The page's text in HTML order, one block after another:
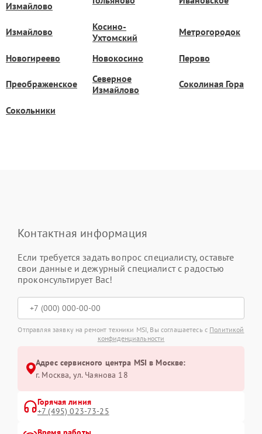
Измайлово
Измайлово
Косино-
Ухтомский
Метрогородок
Новогиреево Новокосино Перово
Преображенское
Северное
Измайлово
Соколиная Гора
Сокольники
Контактная информация
Если требуется задать вопрос специалисту, оставьте
свои данные и дежурный специалист с радостью
проконсультирует Вас!
Отправляя заявку на ремонт техники MSI, Вы соглашаетесь с Политикой
конфиденциальности
Адрес сервисного центра MSI в Москве:
г. Москва, ул. Чаянова 18
Горячая линия
+7 (495) 023-73-25